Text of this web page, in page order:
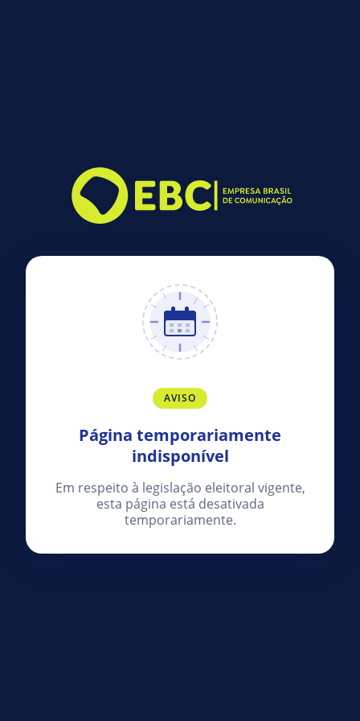
AVISO
Página temporariamente
indisponível
Em respeito à legislação eleitoral vigente,
esta página está desativada
temporariamente.